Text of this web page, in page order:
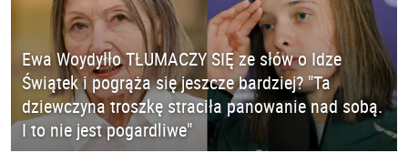
Ewa Woydyłło TŁUMACZY SIĘ ze słów o Idze
Świątek i pogrąża się jeszcze bardziej? "Ta
dziewczyna troszkę straciła panowanie nad sobą.
I to nie jest pogardliwe"